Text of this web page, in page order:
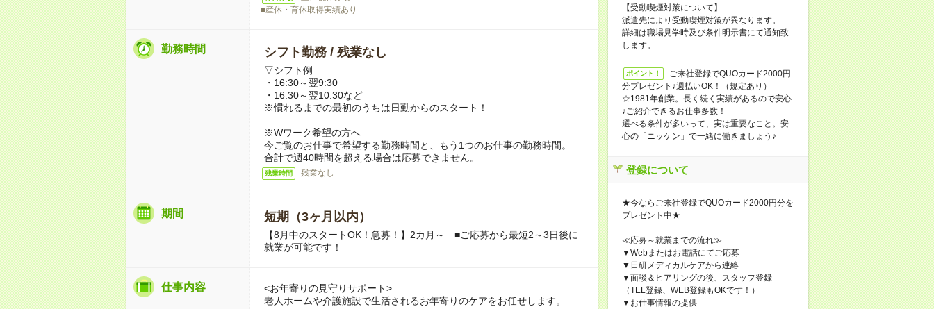
■産休・育休取得実績あり
勤務時間 シフト勤務 / 残業なし
▽シフト例
・16:30～翌9:30
・16:30～翌10:30など
※慣れるまでの最初のうちは日勤からのスタート！
※Wワーク希望の方へ
今ご覧のお仕事で希望する勤務時間と、もう1つのお仕事の勤務時間。
合計で週40時間を超える場合は応募できません。
残業時間 残業なし
期間 短期（3ヶ月以内）
【8月中のスタートOK！急募！】2カ月～ ■ご応募から最短2～3日後に
就業が可能です！
仕事内容
<お年寄りの見守りサポート>
老人ホームや介護施設で生活されるお年寄りのケアをお任せします。
【受動喫煙対策について】
派遣先により受動喫煙対策が異なります。
詳細は職場見学時及び条件明示書にて通知致
します。
ポイント！
ご来社登録でQUOカード2000円
分プレゼント♪週払いOK！（規定あり）
☆1981年創業。長く続く実績があるので安心
♪ご紹介できるお仕事多数！
選べる条件が多いって、実は重要なこと。安
心の「ニッケン」で一緒に働きましょう♪
登録について
★今ならご来社登録でQUOカード2000円分を
プレゼント中★
≪応募～就業までの流れ≫
▼Webまたはお電話にてご応募
▼日研メディカルケアから連絡
▼面談＆ヒアリングの後、スタッフ登録
（TEL登録、WEB登録もOKです！）
▼お仕事情報の提供